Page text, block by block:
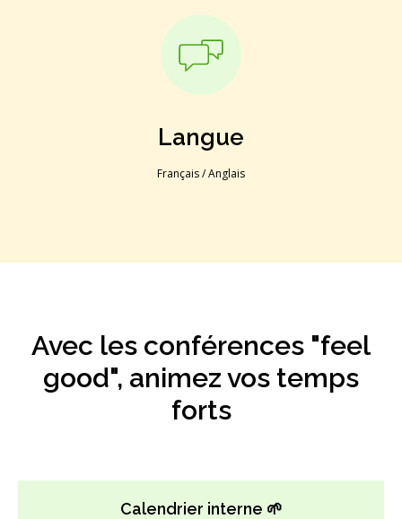
Langue
Français / Anglais
Avec les conférences "feel
good", animez vos temps
forts
Calendrier interne 🌱